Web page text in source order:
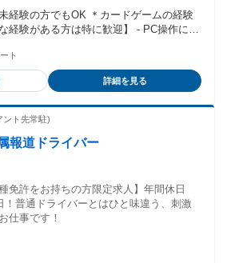
円 ◆1分単位で給与計算（残業ロスが出
月末日〆の翌月25日払です
経験の方でもOK ＊カードゲームの経験
- 梱包経験ありの方（物流倉庫でのピッ
またはメルカリ等で月50件以上の発送経
ードに詳しい方（カードショップでの勤
ト
詳細を見る
ント先常駐)
報道ドライバー
種免許をお持ちの方限定求人】年間休日
！普通ドライバーとはひと味違う、刺激
仕事です！